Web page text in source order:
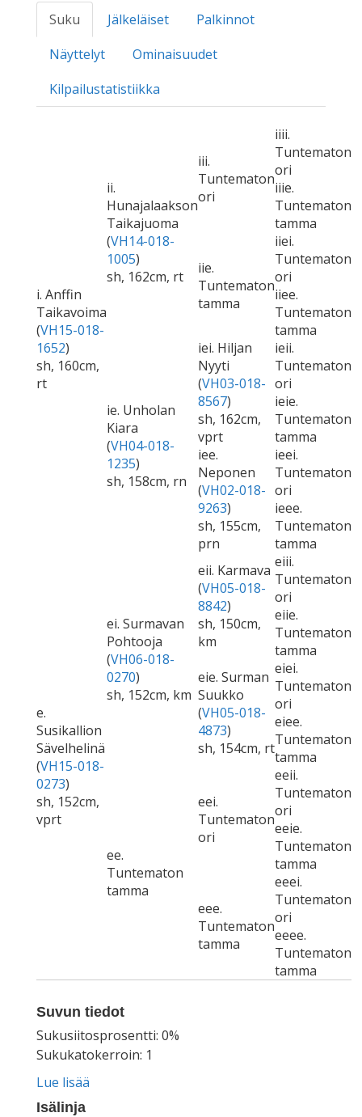
Suku Jälkeläiset
Palkinnot
Näyttelyt
Ominaisuudet
Kilpailustatistiikka
i. Anffin
Taikavoima
(VH15-018-
1652)
sh, 160cm,
rt
ii.
Hunajalaakson
Taikajuoma
(VH14-018-
1005)
sh, 162cm, rt
iii.
Tuntematon
ori
iiii.
Tuntematon
ori
iiie.
Tuntematon
tamma
iie.
Tuntematon
tamma
iiei.
Tuntematon
ori
iiee.
Tuntematon
tamma
ie. Unholan
Kiara
(VH04-018-
1235)
sh, 158cm, rn
iei. Hiljan
Nyyti
(VH03-018-
8567)
sh, 162cm,
vprt
ieii.
Tuntematon
ori
ieie.
Tuntematon
tamma
iee.
Neponen
(VH02-018-
9263)
sh, 155cm,
prn
ieei.
Tuntematon
ori
ieee.
Tuntematon
tamma
e.
Susikallion
Sävelhelinä
(VH15-018-
0273)
sh, 152cm,
vprt
ei. Surmavan
Pohtooja
(VH06-018-
0270)
sh, 152cm, km
eii. Karmava
(VH05-018-
8842)
sh, 150cm,
km
eiii.
Tuntematon
ori
eiie.
Tuntematon
tamma
eie. Surman
Suukko
(VH05-018-
4873)
sh, 154cm, rt
eiei.
Tuntematon
ori
eiee.
Tuntematon
tamma
ee.
Tuntematon
tamma
eei.
Tuntematon
ori
eeii.
Tuntematon
ori
eeie.
Tuntematon
tamma
eee.
Tuntematon
tamma
eeei.
Tuntematon
ori
eeee.
Tuntematon
tamma
Suvun tiedot
Sukusiitosprosentti: 0%
Sukukatokerroin: 1
Lue lisää
Isälinja